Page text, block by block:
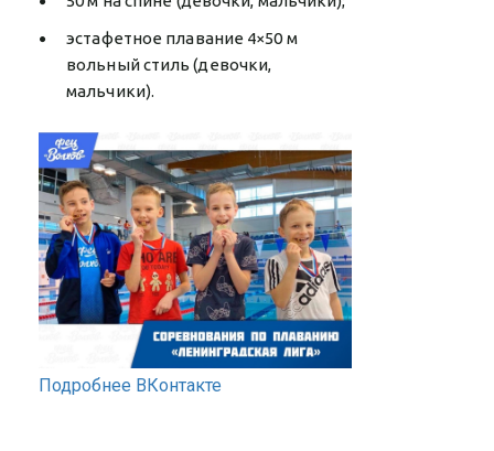
эстафетное плавание 4×50 м
вольный стиль (девочки,
мальчики).
Подробнее ВКонтакте